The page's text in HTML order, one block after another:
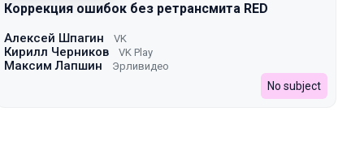
Коррекция ошибок без ретрансмита RED
Алексей Шпагин VK
Кирилл Черников VK Play
Максим Лапшин Эрливидео
No subject